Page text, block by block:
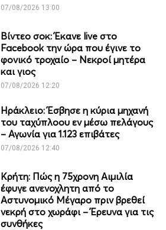
07/08/2026 13:00
Βίντεο σοκ: Έκανε live στο
Facebook την ώρα που έγινε το
φονικό τροχαίο – Νεκροί μητέρα
και γιος
07/08/2026 12:20
Ηράκλειο: Έσβησε η κύρια μηχανή
του ταχύπλοου εν μέσω πελάγους
– Αγωνία για 1.123 επιβάτες
07/08/2026 12:40
Κρήτη: Πώς η 75χρονη Αιμιλία
έφυγε ανενοχλητη από το
Αστυνομικό Μέγαρο πριν βρεθεί
νεκρή στο χωράφι – Έρευνα για τις
συνθήκες